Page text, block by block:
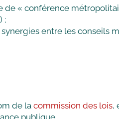
« conférence
;
entre les conseils
de lacommission des lois,
publique.